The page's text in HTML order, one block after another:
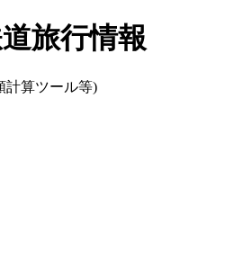
旅行情報
計算ツール等)